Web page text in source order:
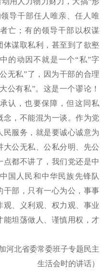
导干部任人唯亲、任人唯
亡；有的领导干部以权谋
谋取私利，甚至到了欲壑
的动因不就是一个“私”字
无私”了，因为干部的合理
公有私”。这是一个谬论！
认，也要保障，但这同私
，不能混为一谈。作为党
服务，就是要诚心诚意为
公无私、公私分明、先公
都不讲了，我们党还是中
国人民和中华民族先锋队
干部，只有一心为公，事事
、义利观、权力观、事业
坦荡做人、谨慎用权，才
河北省委常委班子专题民主
生活会时的讲话）